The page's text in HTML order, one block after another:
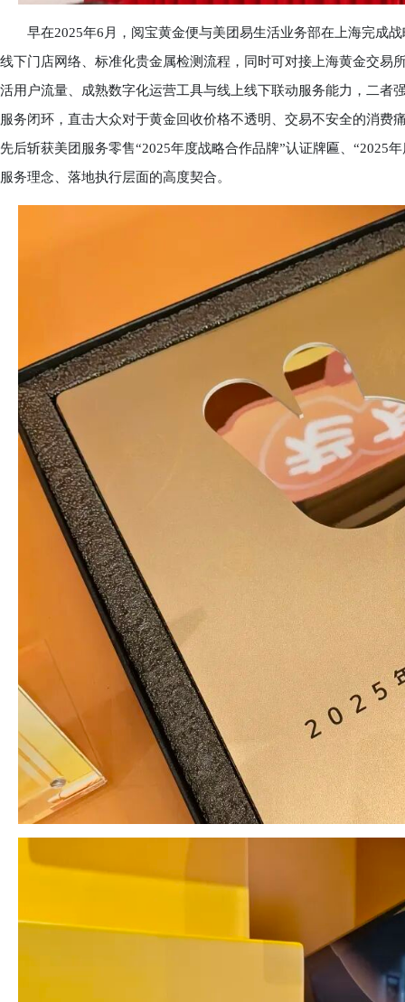
早在2025年6月，阅宝黄金便与美团易生活业务部在上海完成战
线下门店网络、标准化贵金属检测流程，同时可对接上海黄金交易
活用户流量、成熟数字化运营工具与线上线下联动服务能力，二者
服务闭环，直击大众对于黄金回收价格不透明、交易不安全的消
先后斩获美团服务零售“2025年度战略合作品牌”认证牌匾、“2025
服务理念、落地执行层面的高度契合。